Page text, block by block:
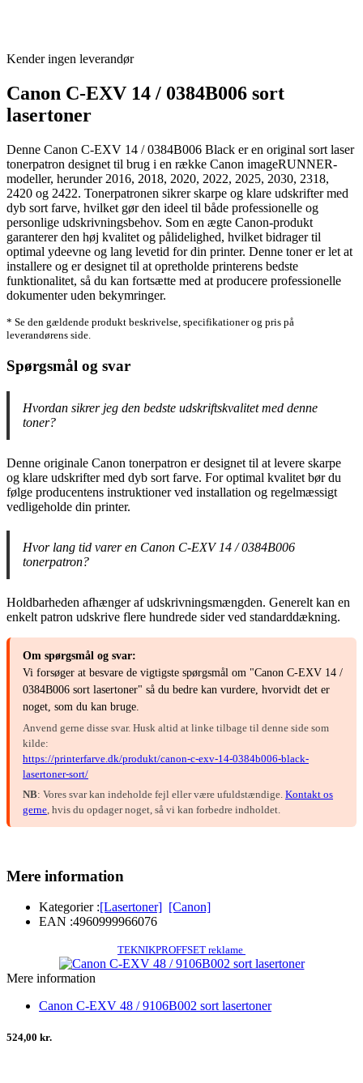
Kender ingen leverandør
Canon C-EXV 14 / 0384B006 sort
lasertoner
Denne Canon C-EXV 14 / 0384B006 Black er en original sort laser
tonerpatron designet til brug i en række Canon imageRUNNER-
modeller, herunder 2016, 2018, 2020, 2022, 2025, 2030, 2318,
2420 og 2422. Tonerpatronen sikrer skarpe og klare udskrifter med
dyb sort farve, hvilket gør den ideel til både professionelle og
personlige udskrivningsbehov. Som en ægte Canon-produkt
garanterer den høj kvalitet og pålidelighed, hvilket bidrager til
optimal ydeevne og lang levetid for din printer. Denne toner er let at
installere og er designet til at opretholde printerens bedste
funktionalitet, så du kan fortsætte med at producere professionelle
dokumenter uden bekymringer.
* Se den gældende produkt beskrivelse, specifikationer og pris på
leverandørens side.
Spørgsmål og svar
Hvordan sikrer jeg den bedste udskriftskvalitet med denne
toner?
Denne originale Canon tonerpatron er designet til at levere skarpe
og klare udskrifter med dyb sort farve. For optimal kvalitet bør du
følge producentens instruktioner ved installation og regelmæssigt
vedligeholde din printer.
Hvor lang tid varer en Canon C-EXV 14 / 0384B006
tonerpatron?
Holdbarheden afhænger af udskrivningsmængden. Generelt kan en
enkelt patron udskrive flere hundrede sider ved standarddækning.
Om spørgsmål og svar:
Vi forsøger at besvare de vigtigste spørgsmål om "Canon C-EXV 14 /
0384B006 sort lasertoner" så du bedre kan vurdere, hvorvidt det er
noget, som du kan bruge.
Anvend gerne disse svar. Husk altid at linke tilbage til denne side som
kilde:
https://printerfarve.dk/produkt/canon-c-exv-14-0384b006-black-
lasertoner-sort/
NB: Vores svar kan indeholde fejl eller være ufuldstændige. Kontakt os
gerne , hvis du opdager noget, så vi kan forbedre indholdet.
Mere information
Kategorier :[Lasertoner] [Canon]
EAN :4960999966076
TEKNIKPROFFSET reklame
Mere information
Canon C-EXV 48 / 9106B002 sort lasertoner
524,00 kr.